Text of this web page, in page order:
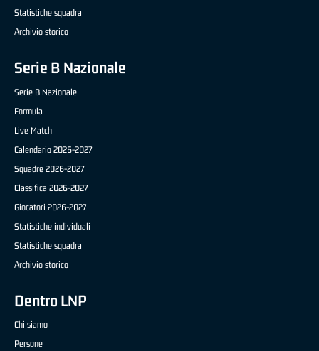
Statistiche squadra
Archivio storico
Serie B Nazionale
Serie B Nazionale
Formula
Live Match
Calendario 2026-2027
Squadre 2026-2027
Classifica 2026-2027
Giocatori 2026-2027
Statistiche individuali
Statistiche squadra
Archivio storico
Dentro LNP
Chi siamo
Persone